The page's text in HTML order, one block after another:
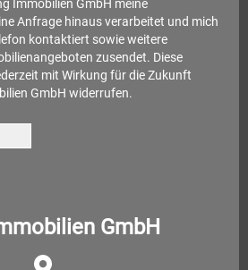
Immobilien GmbH meine
Anfrage hinaus verarbeitet und mich
kontaktiert sowie weitere
zusendet. Diese
mit Wirkung für die Zukunft
GmbH widerrufen.
GmbH